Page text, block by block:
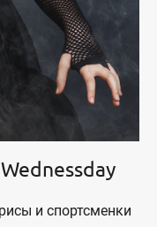
и спортсменки